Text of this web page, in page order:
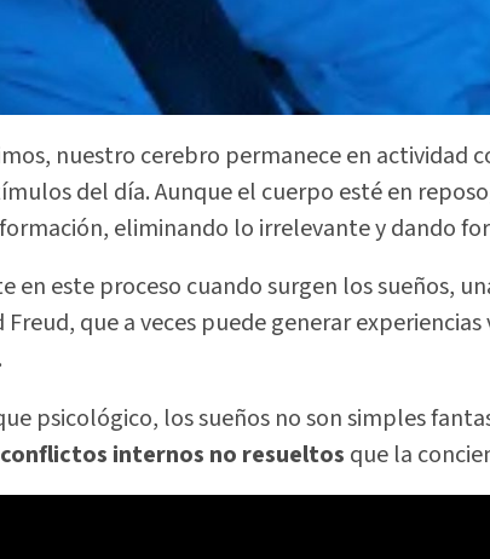
nuestro cerebro permanece en actividad
del día. Aunque el cuerpo esté en
eliminando lo irrelevante y dando
en este proceso cuando surgen los sueños,
que a veces puede generar
psicológico, los sueños no son simples
conflictos internos no resueltos que la